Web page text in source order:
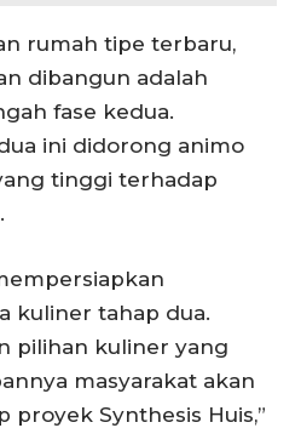
rumah tipe terbaru,
dibangun adalah
fase kedua.
ini didorong animo
tinggi terhadap
kuliner tahap dua.
pilihan kuliner yang
masyarakat akan
proyek Synthesis Huis,”